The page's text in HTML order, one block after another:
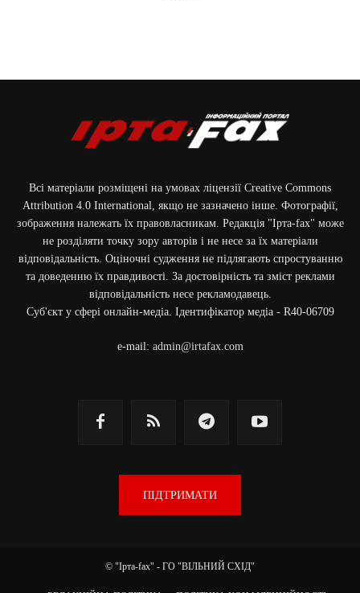
Всі матеріали розміщені на умовах ліцензії Creative Commons
Attribution 4.0 International, якщо не зазначено інше. Фотографії,
зображення належать їх правовласникам. Редакція "Ірта-fax" може
не розділяти точку зору авторів і не несе за їх матеріали
відповідальність. Оціночні судження не підлягають спростуванню
та доведенню їх правдивості. За достовірність та зміст реклами
відповідальність несе рекламодавець.
Cуб'єкт у сфері онлайн-медіа. Ідентифікатор медіа - R40-06709
e-mail: admin@irtafax.com
ПІДТРИМАТИ
© "Ірта-fax" - ГО "ВІЛЬНИЙ СХІД"